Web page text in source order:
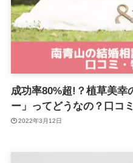
成功率80%超!？植草美幸
ー」ってどうなの？口コ
2022年3月12日